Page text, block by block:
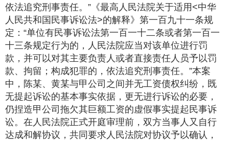
依法追究刑事责任。”《最高人民法院关于适用<中华
人民共和国民事诉讼法>的解释》第一百九十一条规
定：“单位有民事诉讼法第一百一十二条或者第一百一
十三条规定行为的，人民法院应当对该单位进行罚
款，并可以对其主要负责人或者直接责任人员予以罚
款、拘留；构成犯罪的，依法追究刑事责任。”本案
中，陈某、黄某与甲公司之间并无工资债权纠纷，既
无提起诉讼的基本事实依据，更无进行诉讼的必要，
仍捏造甲公司拖欠其巨额工资的虚假事实提起民事诉
讼。在人民法院正式开庭审理前，双方当事人又自行
达成和解协议，共同要求人民法院对协议予以确认，